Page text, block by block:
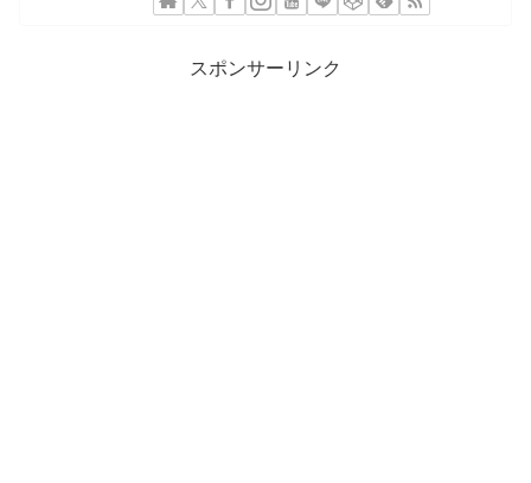
スポンサーリンク